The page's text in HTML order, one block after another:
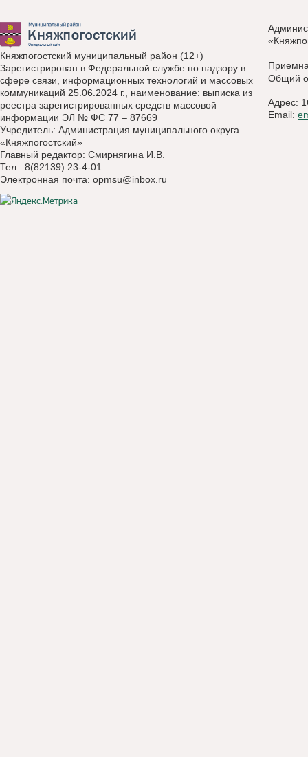
Княжпогостский муниципальный район (12+)
Зарегистрирован в Федеральной службе по надзору в
сфере связи, информационных технологий и массовых
коммуникаций 25.06.2024 г., наименование: выписка из
реестра зарегистрированных средств массовой
информации ЭЛ № ФС 77 – 87669
Учредитель: Администрация муниципального округа
«Княжпогостский»
Главный редактор: Смирнягина И.В.
Тел.: 8(82139) 23-4-01
Электронная почта: opmsu@inbox.ru
Общий
Адрес:
Email: